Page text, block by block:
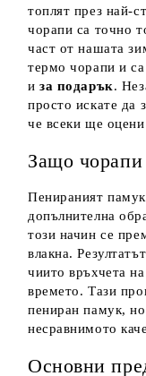
топлят през най-
чорапи са точно
част от нашата
термо чорапи и
иза подарък.
просто искате да
че всеки ще
Защо
Пенираният памук
допълнителна
този начин се
влакна.
чиито връхчета
времето. Тази
пениран памук, но
несравнимото
Основни